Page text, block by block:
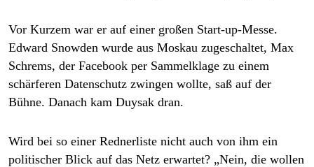
Vor Kurzem war er auf einer großen Start-up-Messe.
Edward Snowden wurde aus Moskau zugeschaltet, Max
Schrems, der Facebook per Sammelklage zu einem
schärferen Datenschutz zwingen wollte, saß auf der
Bühne. Danach kam Duysak dran.
Wird bei so einer Rednerliste nicht auch von ihm ein
politischer Blick auf das Netz erwartet? „Nein, die wollen